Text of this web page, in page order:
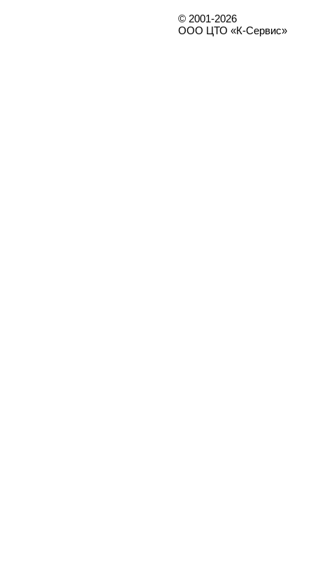
© 2001-2026
ООО ЦТО «К-Сервис»